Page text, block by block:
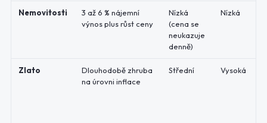
Nemovitosti
3 až 6 % nájemní
výnos plus růst ceny
Nízká
(cena se
neukazuje
denně)
Nízká
Zlato
Dlouhodobě zhruba
na úrovni inflace
Střední Vysoká